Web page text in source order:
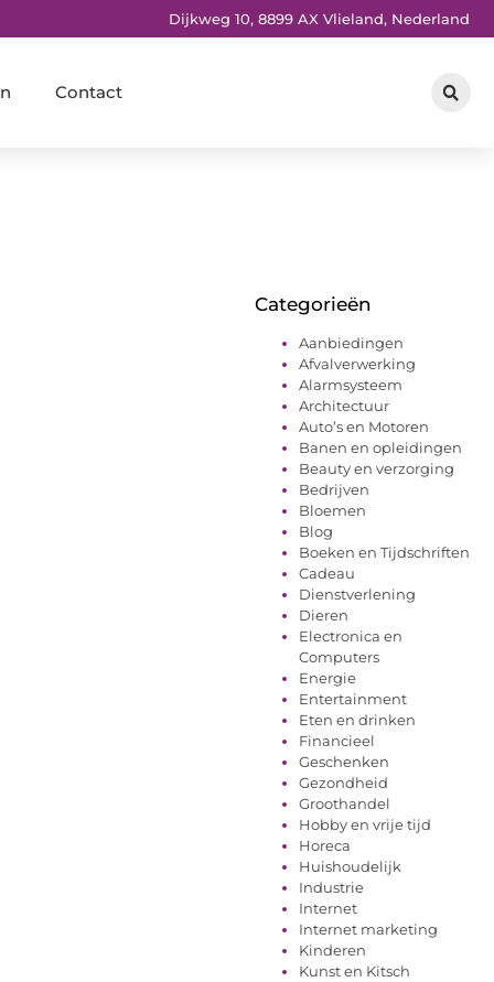
Dijkweg 10, 8899 AX Vlieland, Nederland
Contact
Categorieën
Aanbiedingen
Afvalverwerking
Alarmsysteem
Architectuur
Auto’s en Motoren
Banen en opleidingen
Beauty en verzorging
Bedrijven
Bloemen
Blog
Boeken en Tijdschriften
Cadeau
Dienstverlening
Dieren
Electronica en
Computers
Energie
Entertainment
Eten en drinken
Financieel
Geschenken
Gezondheid
Groothandel
Hobby en vrije tijd
Horeca
Huishoudelijk
Industrie
Internet
Internet marketing
Kinderen
Kunst en Kitsch